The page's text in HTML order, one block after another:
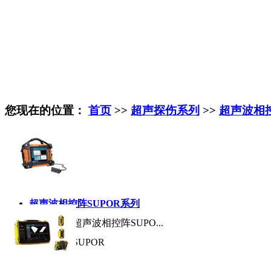
您现在的位置： 首页 >> 超声探伤系列 >> 超声波相
超声波相控阵SUPOR系列
产品名称:
超声波相控阵SUPO...
产品型号:
SUPOR